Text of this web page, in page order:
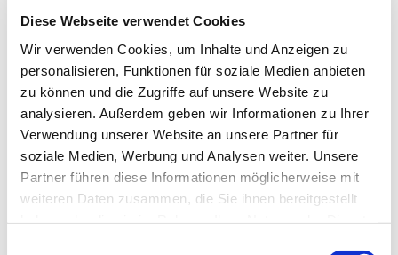
Diese Webseite verwendet Cookies
Wir verwenden Cookies, um Inhalte und Anzeigen zu
personalisieren, Funktionen für soziale Medien anbieten
zu können und die Zugriffe auf unsere Website zu
analysieren. Außerdem geben wir Informationen zu Ihrer
Verwendung unserer Website an unsere Partner für
soziale Medien, Werbung und Analysen weiter. Unsere
Partner führen diese Informationen möglicherweise mit
weiteren Daten zusammen, die Sie ihnen bereitgestellt
Dies könnte Sie auch
interessieren